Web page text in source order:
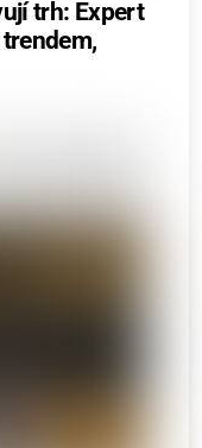
trh: Expert